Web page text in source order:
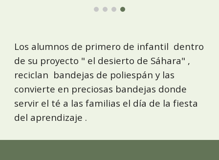
Los alumnos de primero de infantil dentro
de su proyecto " el desierto de Sáhara" ,
reciclan bandejas de poliespán y las
convierte en preciosas bandejas donde
servir el té a las familias el día de la fiesta
del aprendizaje .